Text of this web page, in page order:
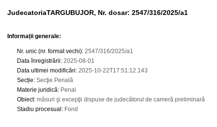
JudecatoriaTARGUBUJOR, Nr. dosar: 2547/316/2025/a1
Informații generale:
Nr. unic (nr. format vechi): 2547/316/2025/a1
Data înregistrării: 2025-08-01
Data ultimei modificări: 2025-10-22T17:51:12.143
Secție: Secţie Penală
Materie juridică: Penal
Obiect: măsuri şi excepţii dispuse de judecătorul de cameră preliminară
Stadiu procesual : Fond